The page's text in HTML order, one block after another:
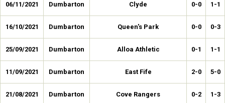
06/11/2021 Dumbarton Clyde 0-0 1-1
16/10/2021 Dumbarton Queen's Park 0-0 0-3
25/09/2021 Dumbarton Alloa Athletic 0-1 1-1
11/09/2021 Dumbarton East Fife 2-0 5-0
21/08/2021 Dumbarton Cove Rangers 0-2 1-3